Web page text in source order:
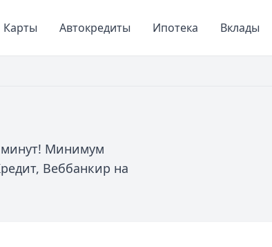
Карты Автокредиты Ипотека Вклады
минут! Минимум
Веббанкир на